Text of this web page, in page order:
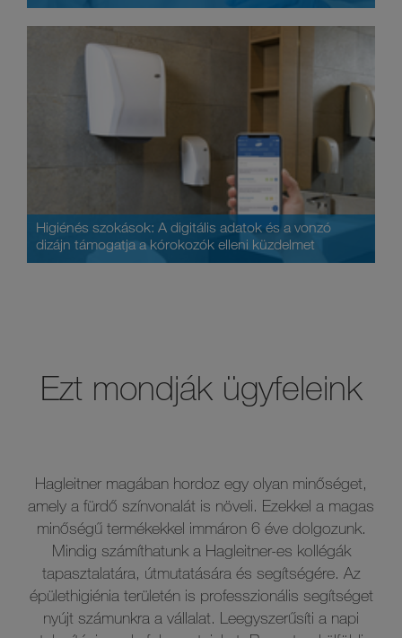
Higiénés szokások: A digitális adatok és a vonzó
dizájn támogatja a kórokozók elleni küzdelmet
Ezt mondják ügyfeleink
Hagleitner magában hordoz egy olyan minőséget,
amely a fürdő színvonalát is növeli. Ezekkel a magas
minőségű termékekkel immáron 6 éve dolgozunk.
Mindig számíthatunk a Hagleitner-es kollégák
tapasztalatára, útmutatására és segítségére. Az
épülethigiénia területén is professzionális segítséget
nyújt számunkra a vállalat. Leegyszerűsíti a napi